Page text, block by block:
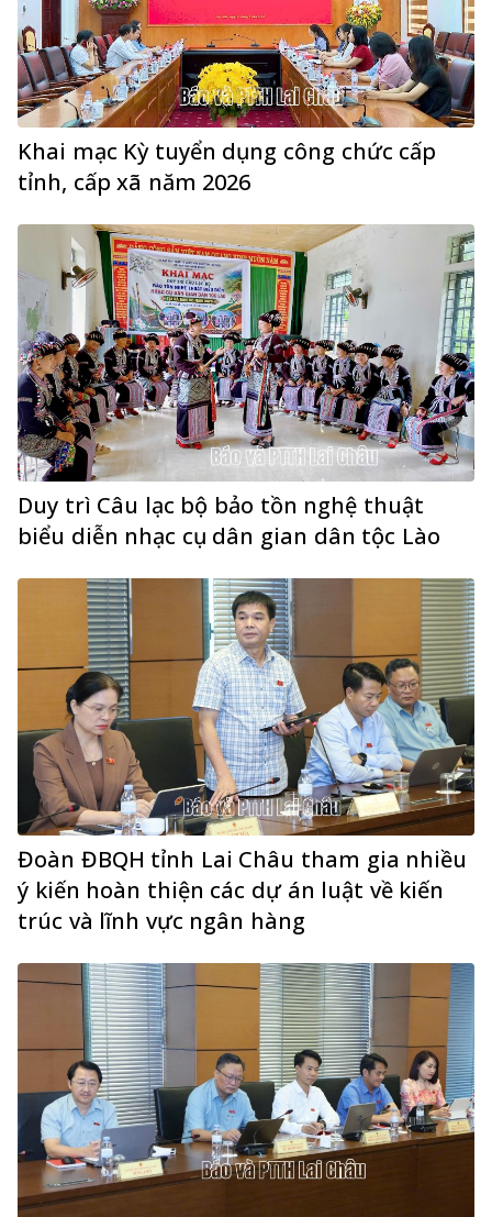
Khai mạc Kỳ tuyển dụng công chức cấp
tỉnh, cấp xã năm 2026
Duy trì Câu lạc bộ bảo tồn nghệ thuật
biểu diễn nhạc cụ dân gian dân tộc Lào
Đoàn ĐBQH tỉnh Lai Châu tham gia nhiều
ý kiến hoàn thiện các dự án luật về kiến
trúc và lĩnh vực ngân hàng